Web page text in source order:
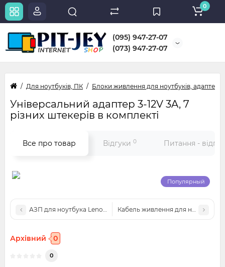
(095) 947-27-07
(073) 947-27-07
0
Для ноутбуків, ПК Блоки живлення для ноутбуків, адаптери
Універсальний адаптер 3-12V 3A, 7
різних штекерів в комплекті
Все про товар Відгуки 0 Питання -
Популярный
АЗП для ноутбука Lenovo (20V 4.5A 90W) USB pin
Кабель живлення для ноутбука,
Архівний 0
0